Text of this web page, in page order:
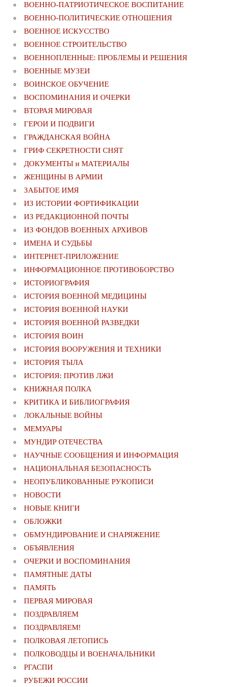
ВОЕННО-ПАТРИОТИЧЕСКОЕ ВОСПИТАНИЕ
ВОЕННО-ПОЛИТИЧЕСКИE ОТНОШЕНИЯ
ВОЕННОЕ ИСКУССТВО
ВОЕННОЕ СТРОИТЕЛЬСТВО
ВОЕННОПЛЕННЫЕ: ПРОБЛЕМЫ И РЕШЕНИЯ
ВОЕННЫЕ МУЗЕИ
ВОИНСКОЕ ОБУЧЕНИЕ
ВОСПОМИНАНИЯ И ОЧЕРКИ
ВТОРАЯ МИРОВАЯ
ГЕРОИ И ПОДВИГИ
ГРАЖДАНСКАЯ ВОЙНА
ГРИФ СЕКРЕТНОСТИ СНЯТ
ДОКУМЕНТЫ и МАТЕРИАЛЫ
ЖЕНЩИНЫ В АРМИИ
ЗАБЫТОЕ ИМЯ
ИЗ ИСТОРИИ ФОРТИФИКАЦИИ
ИЗ РЕДАКЦИОННОЙ ПОЧТЫ
ИЗ ФОНДОВ ВОЕННЫХ АРХИВОВ
ИМЕНА И СУДЬБЫ
ИНТЕРНЕТ-ПРИЛОЖЕНИЕ
ИНФОРМАЦИОННОЕ ПРОТИВОБОРСТВО
ИСТОРИОГРАФИЯ
ИСТОРИЯ ВОЕННОЙ МЕДИЦИНЫ
ИСТОРИЯ ВОЕННОЙ НАУКИ
ИСТОРИЯ ВОЕННОЙ РАЗВЕДКИ
ИСТОРИЯ ВОИН
ИСТОРИЯ ВООРУЖЕНИЯ И ТЕХНИКИ
ИСТОРИЯ ТЫЛА
ИСТОРИЯ: ПРОТИВ ЛЖИ
КНИЖНАЯ ПОЛКА
КРИТИКА И БИБЛИОГРАФИЯ
ЛОКАЛЬНЫЕ ВОЙНЫ
МЕМУАРЫ
МУНДИР ОТЕЧЕСТВА
НАУЧНЫЕ СООБЩЕНИЯ И ИНФОРМАЦИЯ
НАЦИОНАЛЬНАЯ БЕЗОПАСНОСТЬ
НЕОПУБЛИКОВАННЫЕ РУКОПИСИ
НОВОСТИ
НОВЫЕ КНИГИ
ОБЛОЖКИ
ОБМУНДИРОВАНИЕ И СНАРЯЖЕНИЕ
ОБЪЯВЛЕНИЯ
ОЧЕРКИ И ВОСПОМИНАНИЯ
ПАМЯТНЫЕ ДАТЫ
ПАМЯТЬ
ПЕРВАЯ МИРОВАЯ
ПОЗДРАВЛЯЕМ
ПОЗДРАВЛЯЕМ!
ПОЛКОВАЯ ЛЕТОПИСЬ
ПОЛКОВОДЦЫ И ВОЕНАЧАЛЬНИКИ
РГАСПИ
РУБЕЖИ РОССИИ